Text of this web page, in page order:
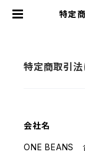
特定
特定商取引法
会社名
ONE BEANS